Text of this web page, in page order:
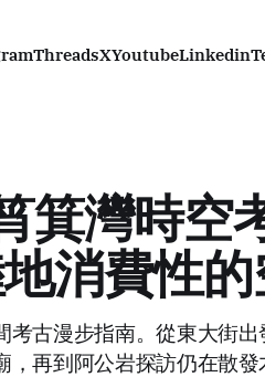
ThreadsXYoutubeLinkedin
灣時空
消費性
考古漫步指南。從東大街
，再到阿公岩探訪仍在散